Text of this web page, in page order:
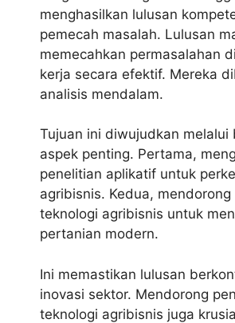
menghasilkan lulusan
pemecah masalah. Lulusan
memecahkan permasalahan
kerja secara efektif. Mereka
analisis mendalam.
Tujuan ini diwujudkan melalui
aspek penting. Pertama,
penelitian aplikatif untuk
agribisnis. Kedua, mendorong
teknologi agribisnis untuk
pertanian modern.
Ini memastikan lulusan
inovasi sektor. Mendorong
teknologi agribisnis juga